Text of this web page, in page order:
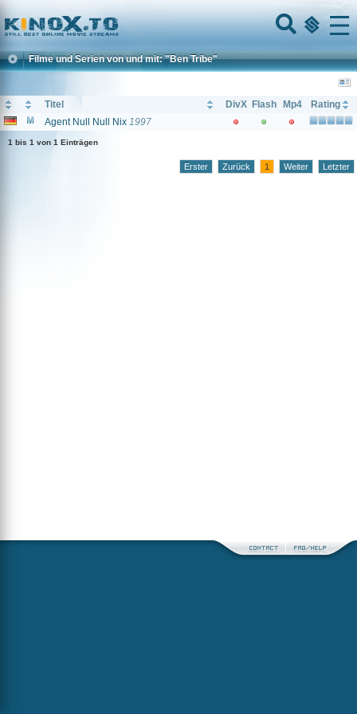
Home
Menu
Filme und Serien von und mit: "Ben Tribe"
Titel DivX Flash Mp4
Rating
Agent Null Null Nix 1997
1 bis 1 von 1 Einträgen
Erster Zurück 1 Weiter Letzter